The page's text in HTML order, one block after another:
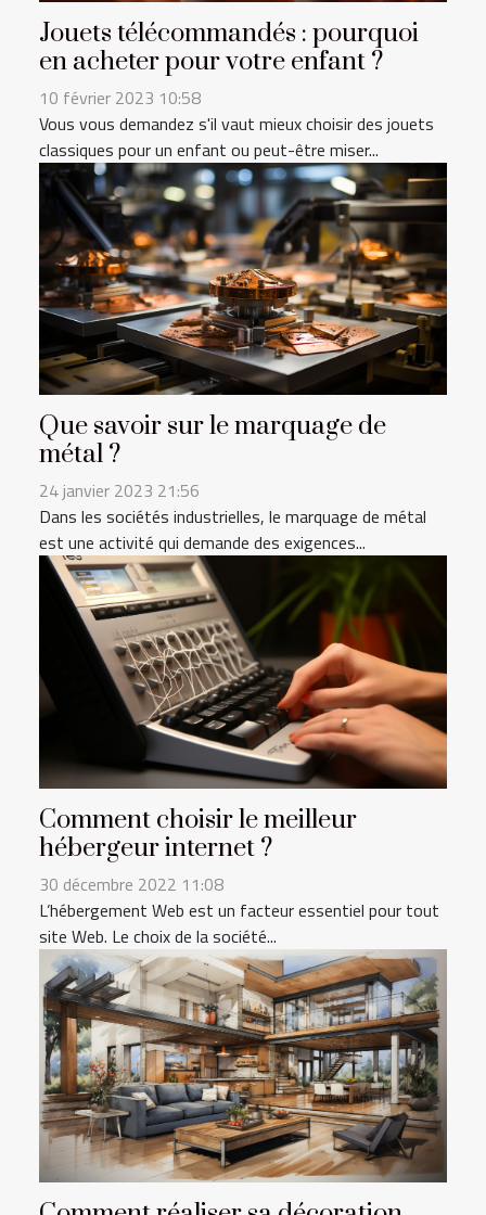
Jouets télécommandés : pourquoi
en acheter pour votre enfant ?
10 février 2023 10:58
Vous vous demandez s'il vaut mieux choisir des jouets
classiques pour un enfant ou peut-être miser...
Que savoir sur le marquage de
métal ?
24 janvier 2023 21:56
Dans les sociétés industrielles, le marquage de métal
est une activité qui demande des exigences...
Comment choisir le meilleur
hébergeur internet ?
30 décembre 2022 11:08
L’hébergement Web est un facteur essentiel pour tout
site Web. Le choix de la société...